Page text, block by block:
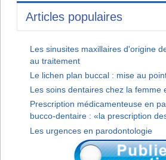
Articles populaires
Les sinusites maxillaires d'origine
au traitement
Le lichen plan buccal : mise au
Les soins dentaires chez la femme
Prescription médicamenteuse en
bucco-dentaire : «la prescription
Les urgences en parodontologie